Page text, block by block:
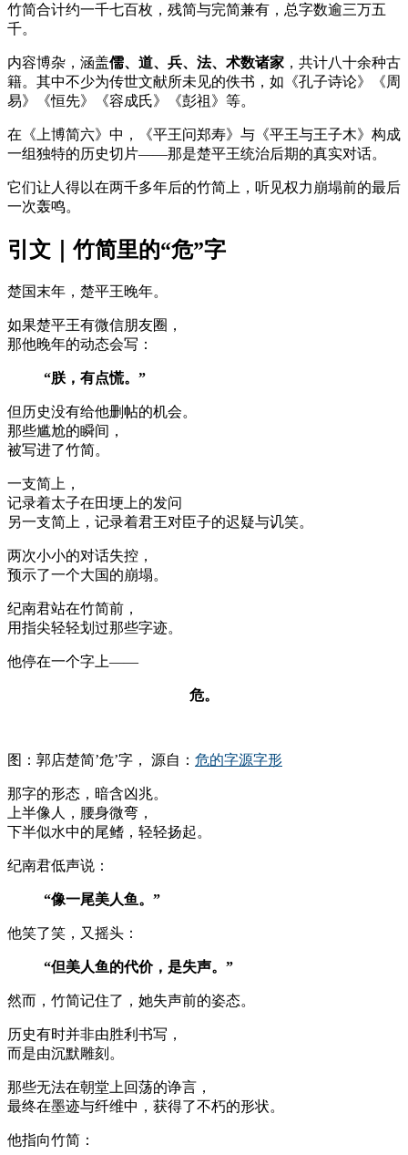
竹简合计约一千七百枚，残简与完简兼有，总字数逾三万五
千。
内容博杂，涵盖儒、道、兵、法、术数诸家 ，共计八十余种古
籍。其中不少为传世文献所未见的佚书，如《孔子诗论》《周
易》《恒先》《容成氏》《彭祖》等。
在《上博简六》中，《平王问郑寿》与《平王与王子木》构成
一组独特的历史切片——那是楚平王统治后期的真实对话。
它们让人得以在两千多年后的竹简上，听见权力崩塌前的最后
一次轰鸣。
引文｜竹简里的“危”字
楚国末年，楚平王晚年。
如果楚平王有微信朋友圈，
那他晚年的动态会写：
“朕，有点慌。”
但历史没有给他删帖的机会。
那些尴尬的瞬间，
被写进了竹简。
一支简上，
记录着太子在田埂上的发问
另一支简上，记录着君王对臣子的迟疑与讥笑。
两次小小的对话失控，
预示了一个大国的崩塌。
纪南君站在竹简前，
用指尖轻轻划过那些字迹。
他停在一个字上——
危。
图：郭店楚简’危’字， 源自： 危的字源字形
那字的形态，暗含凶兆。
上半像人，腰身微弯，
下半似水中的尾鳍，轻轻扬起。
纪南君低声说：
“像一尾美人鱼。”
他笑了笑，又摇头：
“但美人鱼的代价，是失声。”
然而，竹简记住了，她失声前的姿态。
历史有时并非由胜利书写，
而是由沉默雕刻。
那些无法在朝堂上回荡的诤言，
最终在墨迹与纤维中，获得了不朽的形状。
他指向竹简：